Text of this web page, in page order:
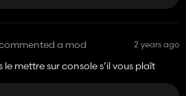
a mod 2 years ago
mettre sur console s’il vous plaît